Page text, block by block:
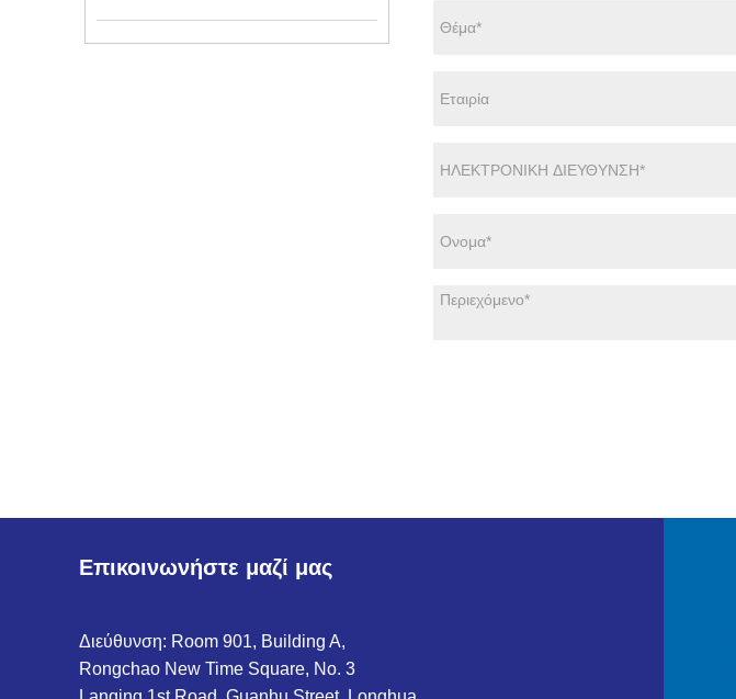
Επικοινωνήστε μαζί μας
Διεύθυνση: Room 901, Building A,
Rongchao New Time Square, No. 3